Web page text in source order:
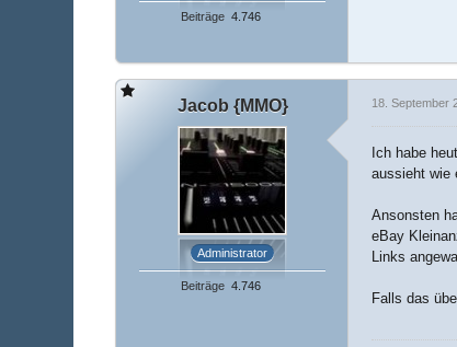
Beiträge 4.746
Jacob {MMO}
Administrator
Beiträge 4.746
18. September
Ich habe
aussieht wie
Ansonsten
eBay
Links
Falls das